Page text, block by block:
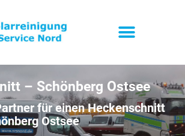
– Schönberg Ostsee
für einen Heckenschnitt
Ostsee